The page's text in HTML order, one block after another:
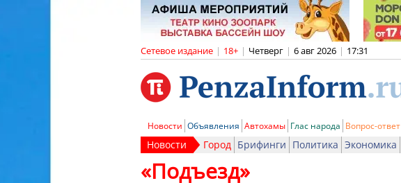
Сетевое издание | 18+ | Четверг | 6 авг 2026 | 17:31
Новости Объявления Автохамы Глас народа Вопрос-ответ
Новости Город Брифинги Политика Экономика
«Подъезд»